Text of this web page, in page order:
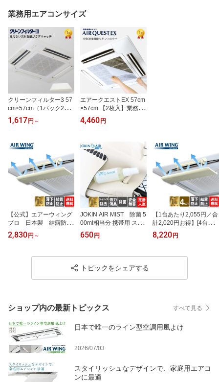
業務用エアコンサイズ
クリーンフィルター3 57
cm×57cm（1パック2枚
入）【日本製】貼るだけ
簡単 エアコン用フィルタ
ター 業務用エアコン 花
粉対策 節電 ホコリ 集塵
防汚 花粉 粘着シール付
ウイルス 花粉症 アレル
ギー対策 大掃除
1,617 円 ～
エアークエストEX 57cm
×57cm 【2枚入】業務用
エアコン フィルター 防
カビ 消臭 アンモニア臭
で簡単取り付け 取替えサ
イン付 カビ エアコンフ
ィルター 空気 清浄【貼
るだけで空気清浄機エア
コンに】【公式】
4,460 円
【公式】エアーウィング
プロ 日本製 結露防止
マット付き エアコン 風
除け カバー 省エネ・冷
整に 家庭・オフィス・
ト 風よけ 冷房直撃風
2,830 円 ～
JOKIN AIR MIST 除菌 5
00ml相当分 携帯用 スプ
レーボトル付 除菌スプレ
ー ウイルス対策 消臭 ス
ズ 二酸化塩素錠剤 菌 風
邪 ウイルス 二酸化塩素
在宅ワーク テレワーク
水に溶かすだけ お手軽
650 円
【1台あたり2,055円／合
計2,020円お得】[4台セ
ット] AIR WING Pro｜迷
ったらこれ！定番モデル
で快適に 風よけ 冷房効
8,220 円
トピックをシェアする
ショップ内の最新トピックス すべて見る
日本で唯一のライン型空調用風よけ
2026/07/03
スタイリッシュなデザインで、家庭用エアコ
ンに最適